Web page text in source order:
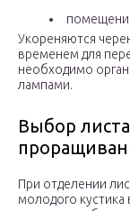
Укореняются
временем для
необходимо
лампами.
Выбор
При отделении
молодого